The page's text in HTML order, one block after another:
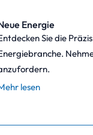
Energie
Sie die
lesen